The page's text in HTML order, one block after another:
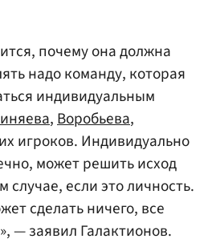
почему она должна
надо команду, которая
индивидуальным
, Воробьева,
игроков. Индивидуально
может решить исход
случае, если это личность.
сделать ничего, все
— заявил Галактионов.